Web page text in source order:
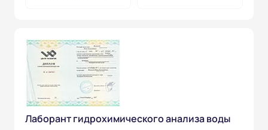
Лаборант гидрохимического анализа воды